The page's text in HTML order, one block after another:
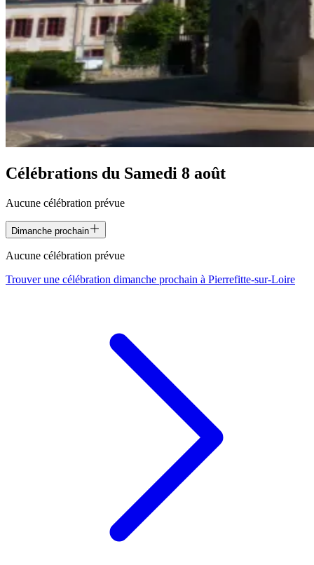
Célébrations du Samedi 8 août
Aucune célébration prévue
Dimanche prochain
Aucune célébration prévue
Trouver une célébration dimanche prochain à Pierrefitte-sur-Loire